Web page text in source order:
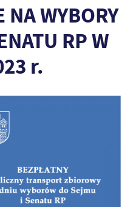
NA WYBORY
RP W
r.